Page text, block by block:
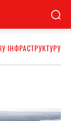
ІНФРАСТРУКТУРУ